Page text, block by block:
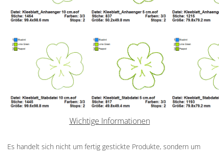
Wichtige Informationen
Es handelt sich nicht um fertig gestickte Produkte, sondern um